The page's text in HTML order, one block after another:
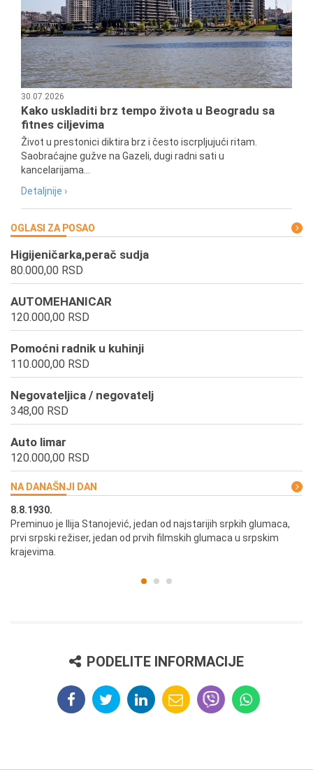
30.07.2026
Kako uskladiti brz tempo života u Beogradu sa
fitnes ciljevima
Život u prestonici diktira brz i često iscrpljujući ritam.
Saobraćajne gužve na Gazeli, dugi radni sati u
kancelarijama...
Detaljnije ›
OGLASI ZA POSAO
Higijeničarka,perač sudja
80.000,00 RSD
AUTOMEHANICAR
120.000,00 RSD
Pomoćni radnik u kuhinji
110.000,00 RSD
Negovateljica / negovatelj
348,00 RSD
Auto limar
120.000,00 RSD
NA DANAŠNJI DAN
8.8.1930.
Preminuo je Ilija Stanojević, jedan od najstarijih srpkih glumaca,
prvi srpski režiser, jedan od prvih filmskih glumaca u srpskim
krajevima.
PODELITE INFORMACIJE